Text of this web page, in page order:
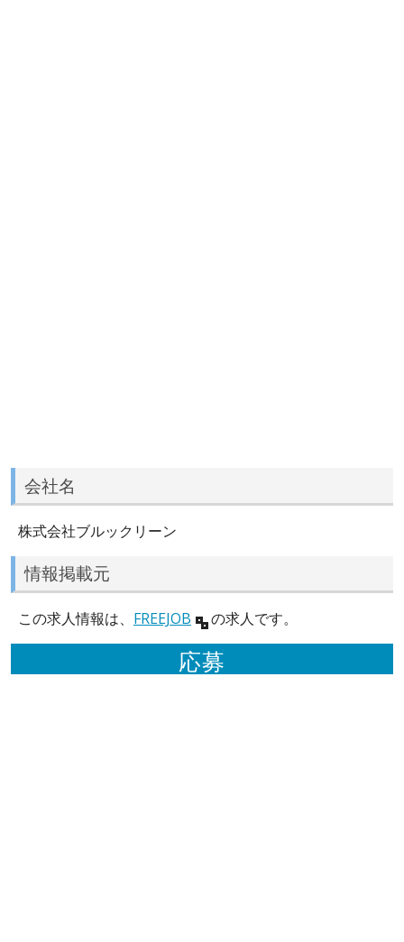
会社名
株式会社ブルックリーン
情報掲載元
この求人情報は、 FREEJOB の求人です。
応募